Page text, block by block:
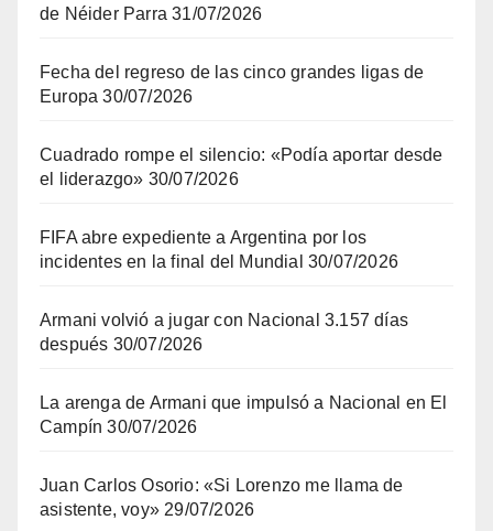
de Néider Parra 31/07/2026
Fecha del regreso de las cinco grandes ligas de
Europa 30/07/2026
Cuadrado rompe el silencio: «Podía aportar desde
el liderazgo» 30/07/2026
FIFA abre expediente a Argentina por los
incidentes en la final del Mundial 30/07/2026
Armani volvió a jugar con Nacional 3.157 días
después 30/07/2026
La arenga de Armani que impulsó a Nacional en El
Campín 30/07/2026
Juan Carlos Osorio: «Si Lorenzo me llama de
asistente, voy» 29/07/2026